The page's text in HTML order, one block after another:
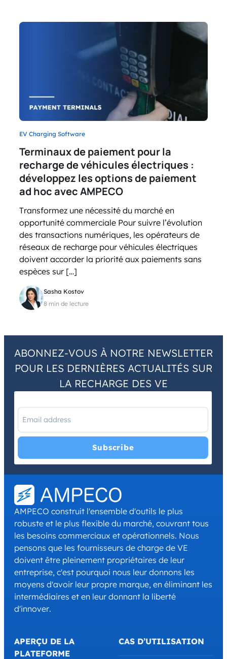
EV Charging Software
Terminaux de paiement pour la
recharge de véhicules électriques :
développez les options de paiement
ad hoc avec AMPECO
Transformez une nécessité du marché en
opportunité commerciale Pour suivre l’évolution
des transactions numériques, les opérateurs de
réseaux de recharge pour véhicules électriques
doivent accorder la priorité aux paiements sans
espèces sur […]
Sasha Kostov
8 min de lecture
ABONNEZ-VOUS À NOTRE NEWSLETTER
POUR LES DERNIÈRES ACTUALITÉS SUR
LA RECHARGE DES VE
I have read and agree with thePrivacy PolicyandTerms and
Conditions.*
AMPECO construit l'ensemble d'outils le plus
robuste et le plus flexible du marché, couvrant tous
les besoins commerciaux et opérationnels. Nous
pensons que les fournisseurs de charge de VE
doivent être pleinement propriétaires de leur
entreprise, c'est pourquoi nous leur donnons les
moyens d'avoir leur propre marque, en éliminant les
intermédiaires et en leur donnant la liberté
d'innover.
APERÇU DE LA
PLATEFORME
CAS D’UTILISATION